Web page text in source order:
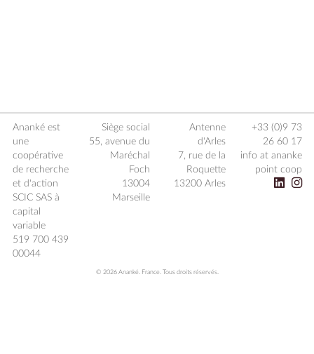
Ananké est
une
coopérative
de recherche
et d'action
SCIC SAS à
capital
variable
519 700 439
00044
Siège social
55, avenue du
Maréchal
Foch
13004
Marseille
Antenne
d'Arles
7, rue de la
Roquette
13200 Arles
+33 (0)9 73
26 60 17
info at ananke
point coop
© 2026 Ananké. France. Tous droits réservés.